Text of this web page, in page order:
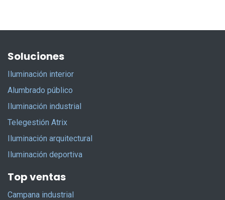
Soluciones
Iluminación interior
Alumbrado público
Iluminación industrial
Telegestión Atrix
Iluminación arquitectural
Iluminación deportiva
Top ventas
Campana industrial